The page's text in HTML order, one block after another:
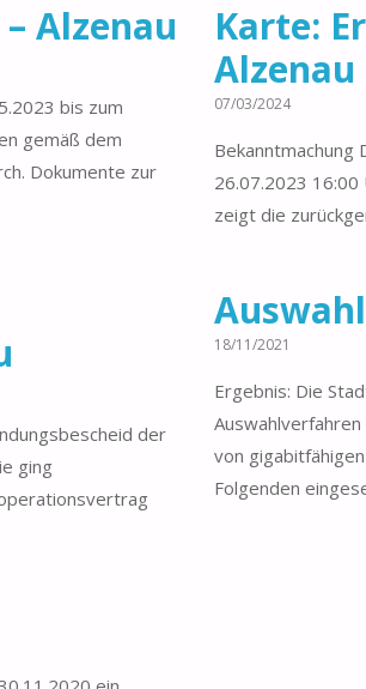
Alzenau
bis zum
gemäß dem
Dokumente zur
Karte:
Alzenau
07/03/2024
Bekanntmachung
26.07.2023
zeigt die
der
ging
18/11/2021
Ergebnis: Die
von
Folgenden